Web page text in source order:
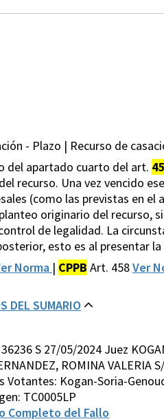
- Plazo | Recurso de
del apartado cuarto del art.
recurso. Una vez vencido
(como las previstas en
originario del recurso,
de legalidad. La
esto es al presentar
Norma | CPPB Art. 458Ver
DEL SUMARIO
S 27/05/2024 Juez
ROMINA VALERIA
Votantes: Kogan-Soria-
TC0005LP
Completo del Fallo